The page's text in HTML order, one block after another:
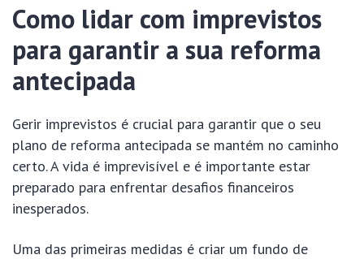
Como lidar com imprevistos
para garantir a sua reforma
antecipada
Gerir imprevistos é crucial para garantir que o seu
plano de reforma antecipada se mantém no caminho
certo. A vida é imprevisível e é importante estar
preparado para enfrentar desafios financeiros
inesperados.
Uma das primeiras medidas é criar um fundo de